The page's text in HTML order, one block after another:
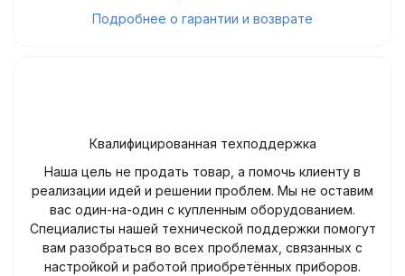
Подробнее о гарантии и возврате
Квалифицированная техподдержка
Наша цель не продать товар, а помочь клиенту в
реализации идей и решении проблем. Мы не оставим
вас один-на-один с купленным оборудованием.
Специалисты нашей технической поддержки помогут
вам разобраться во всех проблемах, связанных с
настройкой и работой приобретённых приборов.